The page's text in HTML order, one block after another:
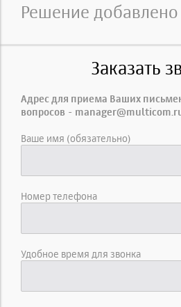
Решение
Заказать
Адрес для приема Ваших
вопросов -
Ваше имя (обязательно)
Номер телефона
Удобное время для звонка